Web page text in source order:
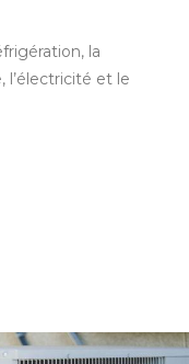
la
l’électricité et le